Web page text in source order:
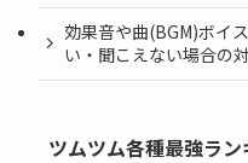
効果音や曲(BGM)ボイ
い・聞こえない場合の
ツムツム各種最強ラン